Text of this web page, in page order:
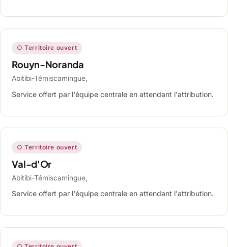
○ Territoire ouvert
Rouyn-Noranda
Abitibi-Témiscamingue,
Service offert par l'équipe centrale en attendant l'attribution.
○ Territoire ouvert
Val-d'Or
Abitibi-Témiscamingue,
Service offert par l'équipe centrale en attendant l'attribution.